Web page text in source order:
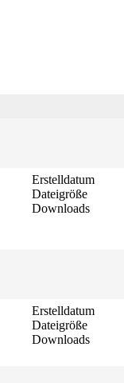
Erstelldatum
Dateigröße
Downloads
Erstelldatum
Dateigröße
Downloads